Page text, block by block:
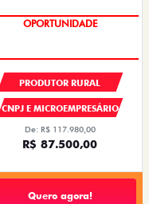
OPORTUNIDADE
PRODUTOR RURAL
CNPJ E MICROEMPRESÁRIO
De: R$ 117.980,00
R$ 87.500,00
Quero agora!